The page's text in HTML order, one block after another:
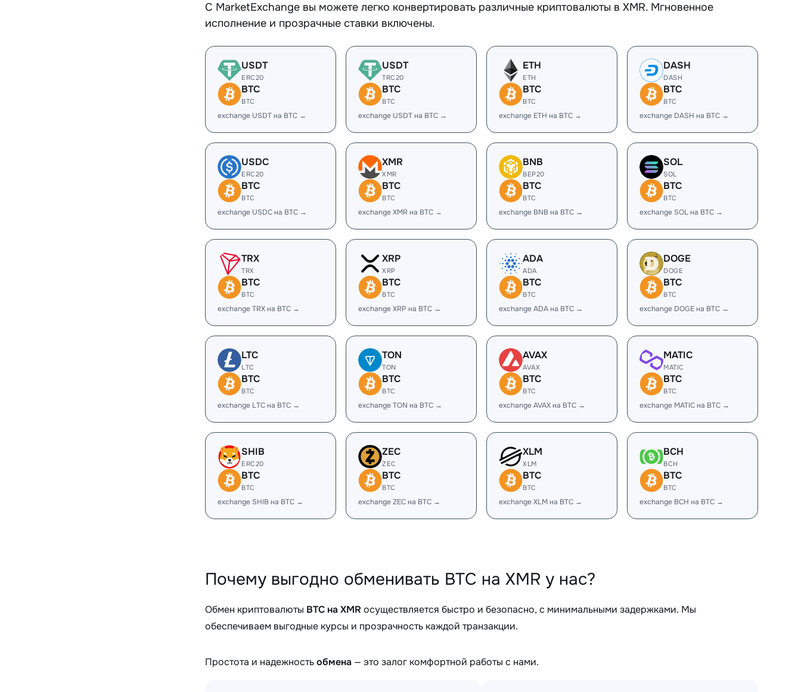
С MarketExchange вы можете легко конвертировать различные криптовалюты в XMR. Мгновенное
исполнение и прозрачные ставки включены.
USDT
ERC20
BTC
BTC
exchange USDT на BTC →
USDT
TRC20
BTC
BTC
exchange USDT на BTC →
ETH
ETH
BTC
BTC
exchange ETH на BTC →
DASH
DASH
BTC
BTC
exchange DASH на BTC →
USDC
ERC20
BTC
BTC
exchange USDC на BTC →
XMR
XMR
BTC
BTC
exchange XMR на BTC →
BNB
BEP20
BTC
BTC
exchange BNB на BTC →
SOL
SOL
BTC
BTC
exchange SOL на BTC →
TRX
TRX
BTC
BTC
exchange TRX на BTC →
XRP
XRP
BTC
BTC
exchange XRP на BTC →
ADA
ADA
BTC
BTC
exchange ADA на BTC →
DOGE
DOGE
BTC
BTC
exchange DOGE на BTC →
LTC
LTC
BTC
BTC
exchange LTC на BTC →
TON
TON
BTC
BTC
exchange TON на BTC →
AVAX
AVAX
BTC
BTC
exchange AVAX на BTC →
MATIC
MATIC
BTC
BTC
exchange MATIC на BTC →
SHIB
ERC20
BTC
BTC
exchange SHIB на BTC →
ZEC
ZEC
BTC
BTC
exchange ZEC на BTC →
XLM
XLM
BTC
BTC
exchange XLM на BTC →
BCH
BCH
BTC
BTC
exchange BCH на BTC →
Почему выгодно обменивать BTC на XMR у нас?
Обмен криптовалюты BTC на XMR осуществляется быстро и безопасно, с минимальными задержками. Мы
обеспечиваем выгодные курсы и прозрачность каждой транзакции.
Простота и надежностьобмена — это залог комфортной работы с нами.